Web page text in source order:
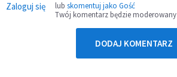
Zaloguj się lub skomentuj jako Gość
Twój komentarz będzie moderowany
DODAJ KOMENTARZ